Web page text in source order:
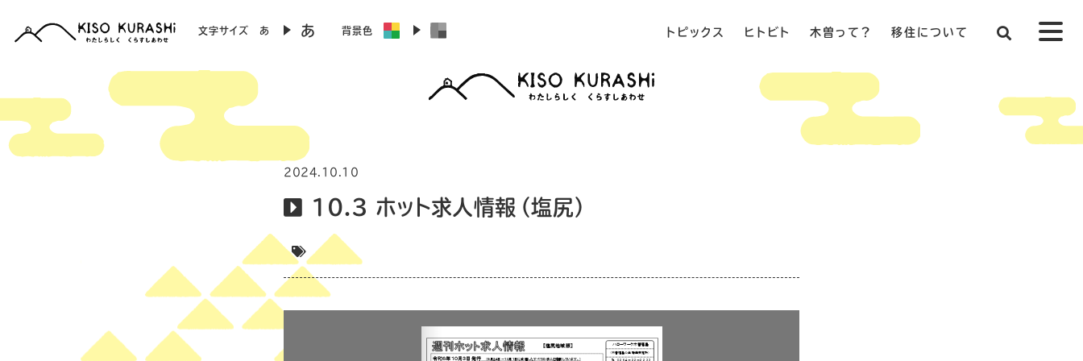
文字サイズ あ あ 背景色 トピックス ヒトビト 木曽って？ 移住について
2024.10.10
10.3 ホット求人情報（塩尻）